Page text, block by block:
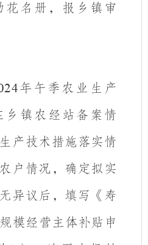
花名册，报乡镇审
年午季农业生产
乡镇农经站备案情
产技术措施落实情
户情况，确定拟实
异议后，填写《寿
模经营主体补贴申